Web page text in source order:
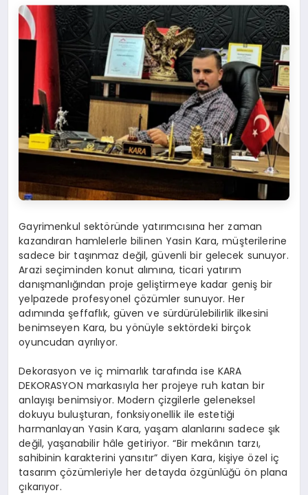
Gayrimenkul sektöründe yatırımcısına her zaman
kazandıran hamlelerle bilinen Yasin Kara, müşterilerine
sadece bir taşınmaz değil, güvenli bir gelecek sunuyor.
Arazi seçiminden konut alımına, ticari yatırım
danışmanlığından proje geliştirmeye kadar geniş bir
yelpazede profesyonel çözümler sunuyor. Her
adımında şeffaflık, güven ve sürdürülebilirlik ilkesini
benimseyen Kara, bu yönüyle sektördeki birçok
oyuncudan ayrılıyor.
Dekorasyon ve iç mimarlık tarafında ise KARA
DEKORASYON markasıyla her projeye ruh katan bir
anlayışı benimsiyor. Modern çizgilerle geleneksel
dokuyu buluşturan, fonksiyonellik ile estetiği
harmanlayan Yasin Kara, yaşam alanlarını sadece şık
değil, yaşanabilir hâle getiriyor. “Bir mekânın tarzı,
sahibinin karakterini yansıtır” diyen Kara, kişiye özel iç
tasarım çözümleriyle her detayda özgünlüğü ön plana
çıkarıyor.